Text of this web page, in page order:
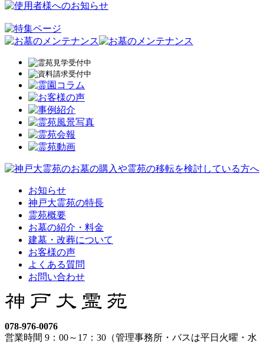
お知らせ
神戸大霊苑の特長
霊苑概要
お墓の紹介・料金
建墓・改葬について
お客様の声
よくある質問
お問い合わせ
078-976-0076
営業時間 9：00～17：30（管理事務所・バスは平日火曜・水